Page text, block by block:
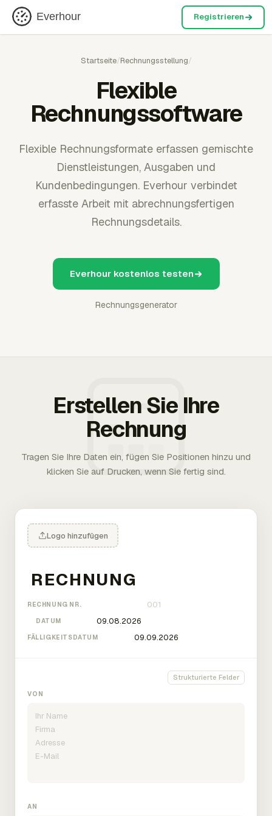
Everhour Registrieren
Startseite/Rechnungsstellung/
Flexible
Rechnungssoftware
Flexible Rechnungsformate erfassen gemischte
Dienstleistungen, Ausgaben und
Kundenbedingungen. Everhour verbindet
erfasste Arbeit mit abrechnungsfertigen
Rechnungsdetails.
Everhour kostenlos testen
Rechnungsgenerator
Erstellen Sie Ihre
Rechnung
Tragen Sie Ihre Daten ein, fügen Sie Positionen hinzu und
klicken Sie auf Drucken, wenn Sie fertig sind.
Logo hinzufügen
RECHNUNG NR.
DATUM
FÄLLIGKEITSDATUM
Strukturierte Felder
VON
AN